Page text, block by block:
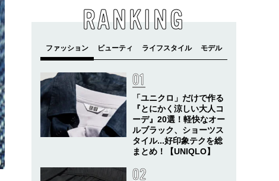
RANKING
「ユニクロ」だけで作る
『とにかく涼しい大人コ
ーデ』20選！軽快なオー
ルブラック、ショーツス
タイル...好印象テクを総
まとめ！【UNIQLO】